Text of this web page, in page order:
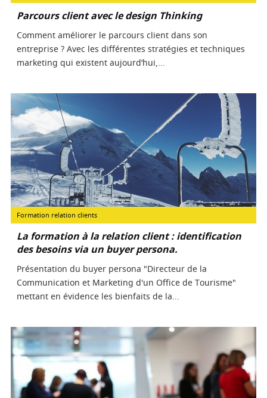
Parcours client avec le design Thinking
Comment améliorer le parcours client dans son
entreprise ? Avec les différentes stratégies et techniques
marketing qui existent aujourd’hui,...
Formation relation clients
La formation à la relation client : identification
des besoins via un buyer persona.
Présentation du buyer persona "Directeur de la
Communication et Marketing d'un Office de Tourisme"
mettant en évidence les bienfaits de la...